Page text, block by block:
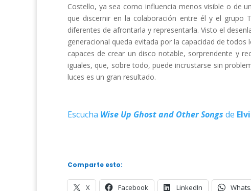
Costello, ya sea como influencia menos visible o de
que discernir en la colaboración entre él y el grupo
diferentes de afrontarla y representarla. Visto el
generacional queda evitada por la capacidad de
capaces de crear un disco notable, sorprendente y
iguales, que, sobre todo, puede incrustarse sin
luces es un gran resultado.
Escucha Wise Up Ghost and Other Songs de
Comparte esto:
X Facebook LinkedIn